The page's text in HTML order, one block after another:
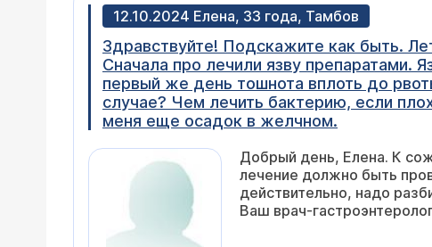
12.10.2024 Елена, 33 года, Тамбов
Здравствуйте! Подскажите как быть.
Сначала про лечили язву препаратами.
первый же день тошнота вплоть до
случае? Чем лечить бактерию, если
меня еще осадок в желчном.
Добрый день, Елена. К
лечение должно быть
действительно, надо
Ваш врач-